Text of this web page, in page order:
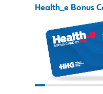
Health_e Bonus